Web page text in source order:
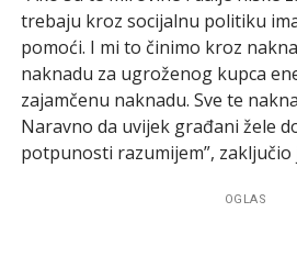
trebaju kroz socijalnu politiku
pomoći. I mi to činimo kroz
naknadu za ugroženog kupca
zajamčenu naknadu. Sve te
Naravno da uvijek građani žele
potpunosti razumijem”,
OGLAS